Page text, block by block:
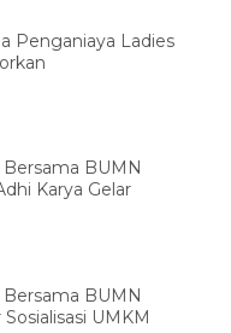
Penganiaya Ladies
BUMN
Karya Gelar
BUMN
UMKM